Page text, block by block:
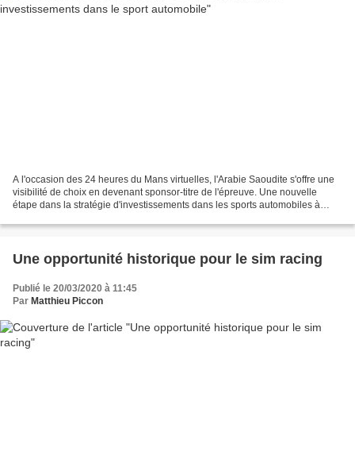
A l'occasion des 24 heures du Mans virtuelles, l'Arabie Saoudite s'offre une
visibilité de choix en devenant sponsor-titre de l'épreuve. Une nouvelle
étape dans la stratégie d'investissements dans les sports automobiles à
Une opportunité historique pour le sim racing
Publié le 20/03/2020 à 11:45
Par Matthieu Piccon